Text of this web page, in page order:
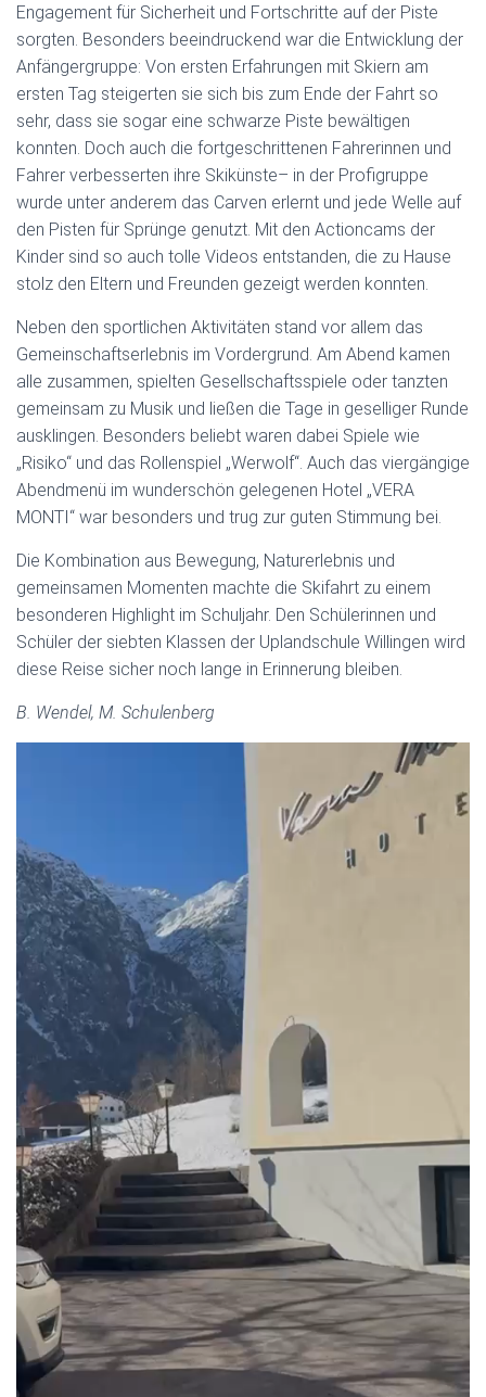
Engagement für Sicherheit und Fortschritte auf der Piste
sorgten. Besonders beeindruckend war die Entwicklung der
Anfängergruppe: Von ersten Erfahrungen mit Skiern am
ersten Tag steigerten sie sich bis zum Ende der Fahrt so
sehr, dass sie sogar eine schwarze Piste bewältigen
konnten. Doch auch die fortgeschrittenen Fahrerinnen und
Fahrer verbesserten ihre Skikünste– in der Profigruppe
wurde unter anderem das Carven erlernt und jede Welle auf
den Pisten für Sprünge genutzt. Mit den Actioncams der
Kinder sind so auch tolle Videos entstanden, die zu Hause
stolz den Eltern und Freunden gezeigt werden konnten.
Neben den sportlichen Aktivitäten stand vor allem das
Gemeinschaftserlebnis im Vordergrund. Am Abend kamen
alle zusammen, spielten Gesellschaftsspiele oder tanzten
gemeinsam zu Musik und ließen die Tage in geselliger Runde
ausklingen. Besonders beliebt waren dabei Spiele wie
„Risiko“ und das Rollenspiel „Werwolf“. Auch das viergängige
Abendmenü im wunderschön gelegenen Hotel „VERA
MONTI“ war besonders und trug zur guten Stimmung bei.
Die Kombination aus Bewegung, Naturerlebnis und
gemeinsamen Momenten machte die Skifahrt zu einem
besonderen Highlight im Schuljahr. Den Schülerinnen und
Schüler der siebten Klassen der Uplandschule Willingen wird
diese Reise sicher noch lange in Erinnerung bleiben.
B. Wendel, M. Schulenberg